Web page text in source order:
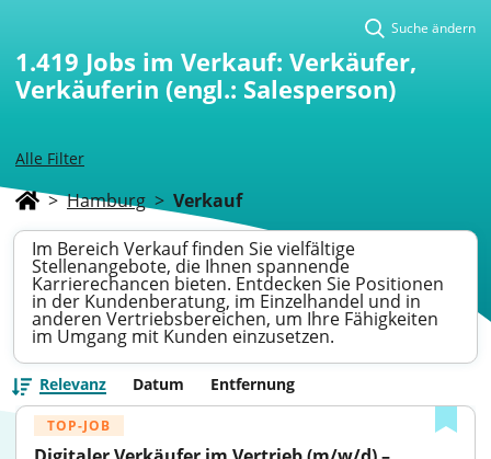
Alle Filter
Suche ändern
1.419 Jobs im Verkauf: Verkäufer,
Verkäuferin (engl.: Salesperson)
> Hamburg > Verkauf
Im Bereich Verkauf finden Sie vielfältige
Stellenangebote, die Ihnen spannende
Karrierechancen bieten. Entdecken Sie Positionen
in der Kundenberatung, im Einzelhandel und in
anderen Vertriebsbereichen, um Ihre Fähigkeiten
im Umgang mit Kunden einzusetzen.
Relevanz Datum Entfernung
TOP-JOB